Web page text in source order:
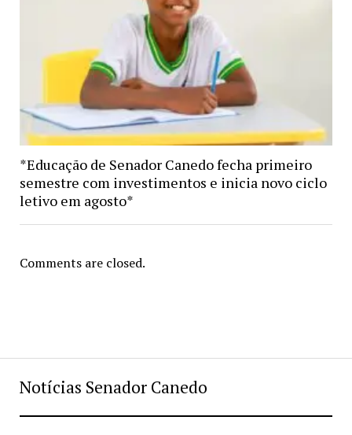
Notícias Senador Canedo
*Educação de Senador Canedo fecha primeiro
semestre com investimentos e inicia novo ciclo
letivo em agosto*
Comments are closed.